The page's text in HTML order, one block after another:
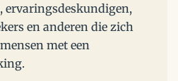
ervaringsdeskundigen,
en anderen die zich
met een